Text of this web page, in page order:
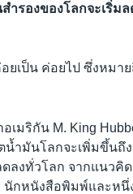
รองของโลกจะเริ่มล
เป็น ค่อยไป ซึ่งหมาย
มริกัน M. King
น้ำมันโลกจะเพิ่มขึ้นถึ
ดลงทั่วโลก จากแนวคิด
นักหนังสือพิมพ์และหนึ่